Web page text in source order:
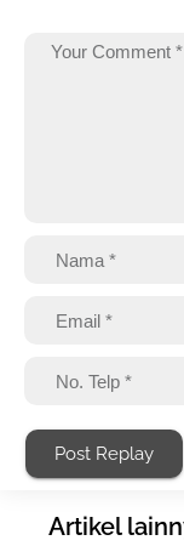
Post Replay
Artikel